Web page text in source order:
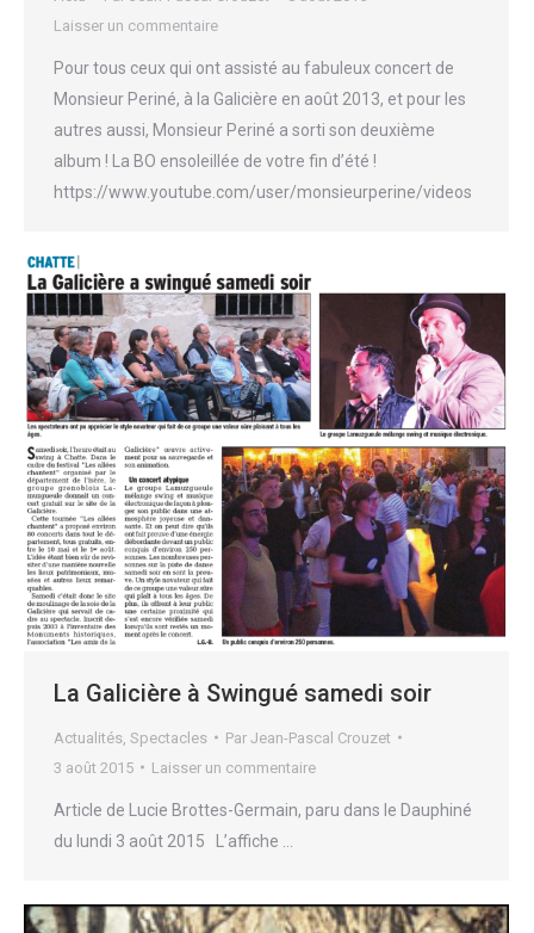
Laisser un commentaire
Pour tous ceux qui ont assisté au fabuleux concert de
Monsieur Periné, à la Galicière en août 2013, et pour les
autres aussi, Monsieur Periné a sorti son deuxième
album ! La BO ensoleillée de votre fin d’été !
https://www.youtube.com/user/monsieurperine/videos
La Galicière à Swingué samedi soir
Actualités Spectacles Par Jean-Pascal Crouzet
3 août 2015
Laisser un commentaire
Article de Lucie Brottes-Germain, paru dans le Dauphiné
du lundi 3 août 2015 L’affiche …